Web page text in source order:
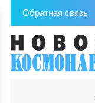
Обратная связь